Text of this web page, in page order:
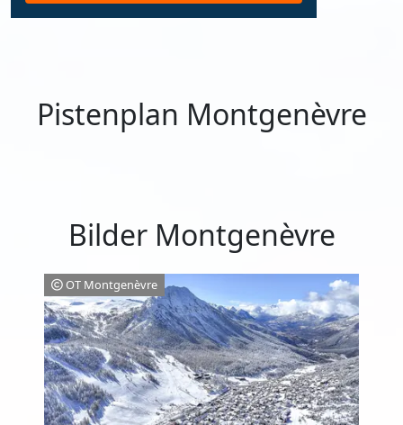
Pistenplan Montgenèvre
Bilder Montgenèvre
OT Montgenèvre